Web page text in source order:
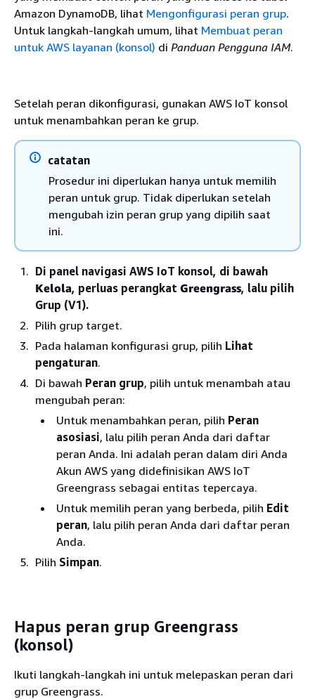
Amazon DynamoDB, lihat Mengonfigurasi peran grup.
Untuk langkah-langkah umum, lihat Membuat peran
untuk AWS layanan (konsol) di Panduan Pengguna IAM.
Setelah peran dikonfigurasi, gunakan AWS IoT konsol
untuk menambahkan peran ke grup.
catatan
Prosedur ini diperlukan hanya untuk memilih
peran untuk grup. Tidak diperlukan setelah
mengubah izin peran grup yang dipilih saat
ini.
Di panel navigasi AWS IoT konsol, di bawah
Kelola, perluas perangkat Greengrass, lalu pilih
Grup (V1).
Pilih grup target.
Pada halaman konfigurasi grup, pilih Lihat
pengaturan.
Di bawah Peran grup, pilih untuk menambah atau
mengubah peran:
Untuk menambahkan peran, pilih Peran
asosiasi, lalu pilih peran Anda dari daftar
peran Anda. Ini adalah peran dalam diri Anda
Akun AWS yang didefinisikan AWS IoT
Greengrass sebagai entitas tepercaya.
Untuk memilih peran yang berbeda, pilih Edit
peran, lalu pilih peran Anda dari daftar peran
Anda.
Pilih Simpan.
Hapus peran grup Greengrass
(konsol)
Ikuti langkah-langkah ini untuk melepaskan peran dari
grup Greengrass.